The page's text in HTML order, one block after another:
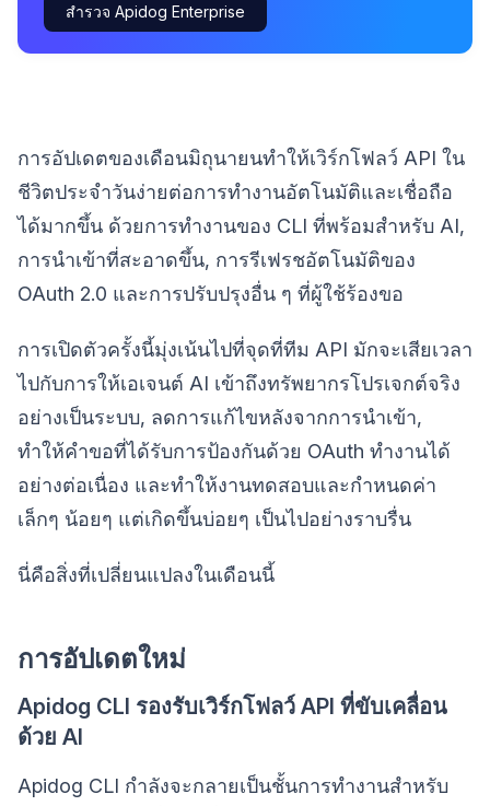
สำรวจ Apidog Enterprise
การอัปเดตของเดือนมิถุนายนทำให้เวิร์กโฟลว์ API ใน
ชีวิตประจำวันง่ายต่อการทำงานอัตโนมัติและเชื่อถือ
ได้มากขึ้น ด้วยการทำงานของ CLI ที่พร้อมสำหรับ AI,
การนำเข้าที่สะอาดขึ้น, การรีเฟรชอัตโนมัติของ
OAuth 2.0 และการปรับปรุงอื่น ๆ ที่ผู้ใช้ร้องขอ
การเปิดตัวครั้งนี้มุ่งเน้นไปที่จุดที่ทีม API มักจะเสียเวลา
ไปกับการให้เอเจนต์ AI เข้าถึงทรัพยากรโปรเจกต์จริง
อย่างเป็นระบบ, ลดการแก้ไขหลังจากการนำเข้า,
ทำให้คำขอที่ได้รับการป้องกันด้วย OAuth ทำงานได้
อย่างต่อเนื่อง และทำให้งานทดสอบและกำหนดค่า
เล็กๆ น้อยๆ แต่เกิดขึ้นบ่อยๆ เป็นไปอย่างราบรื่น
นี่คือสิ่งที่เปลี่ยนแปลงในเดือนนี้
การอัปเดตใหม่
Apidog CLI รองรับเวิร์กโฟลว์ API ที่ขับเคลื่อน
ด้วย AI
Apidog CLI กำลังจะกลายเป็นชั้นการทำงานสำหรับ